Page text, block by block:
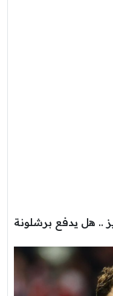
.. هل يدفع برشلونة